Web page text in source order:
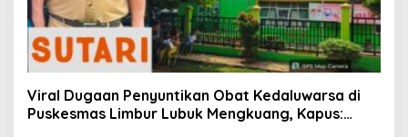
Viral Dugaan Penyuntikan Obat Kedaluwarsa di
Puskesmas Limbur Lubuk Mengkuang, Kapus: